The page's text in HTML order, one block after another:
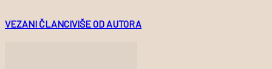
VEZANI ČLANCIVIŠE OD AUTORA